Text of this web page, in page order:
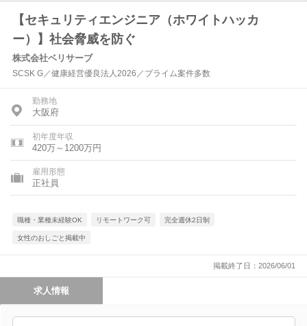
【セキュリティエンジニア（ホワイトハッカ
ー）】社会脅威を防ぐ
株式会社ベリサーブ
SCSK G／健康経営優良法人2026／プライム案件多数
勤務地
大阪府
初年度年収
420万～1200万円
雇用形態
正社員
職種・業種未経験OK リモートワーク可 完全週休2日制
女性のおしごと掲載中
掲載終了日：2026/06/01
求人情報